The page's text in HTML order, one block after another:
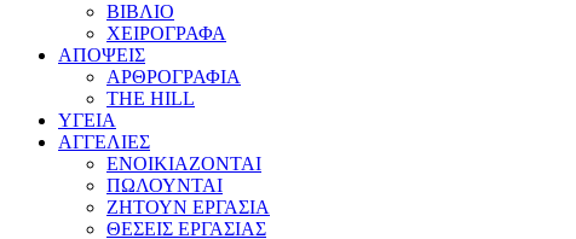
ΒΙΒΛΙΟ
ΧΕΙΡΟΓΡΑΦΑ
ΑΠΟΨΕΙΣ
ΑΡΘΡΟΓΡΑΦΙΑ
THE HILL
ΥΓΕΙΑ
ΑΓΓΕΛΙΕΣ
ΕΝΟΙΚΙΑΖΟΝΤΑΙ
ΠΩΛΟΥΝΤΑΙ
ΖΗΤΟΥΝ ΕΡΓΑΣΙΑ
ΘΕΣΕΙΣ ΕΡΓΑΣΙΑΣ